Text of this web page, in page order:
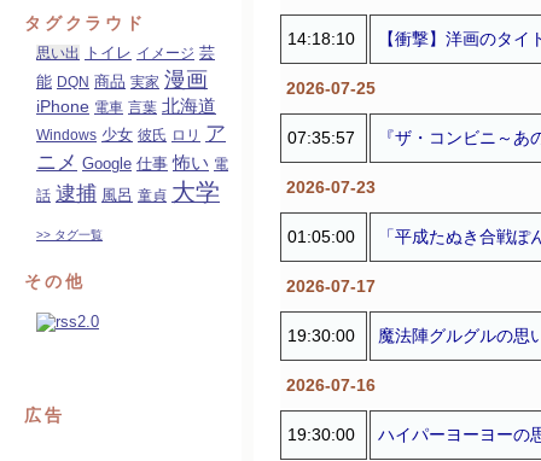
タグクラウド
思い出 トイレ イメージ 芸
能 DQN 商品 実家 漫画
iPhone 電車 言葉 北海道
Windows 少女 彼氏 ロリ
ア
ニメ Google 仕事 怖い 電
話 逮捕 風呂 童貞 大学
>> タグ一覧
その他
広告
14:18:10 【衝撃】洋画のタ
2026-07-25
07:35:57 『ザ・コンビニ～
2026-07-23
01:05:00 「平成たぬき合戦
2026-07-17
19:30:00 魔法陣グルグルの思
2026-07-16
19:30:00 ハイパーヨーヨーの